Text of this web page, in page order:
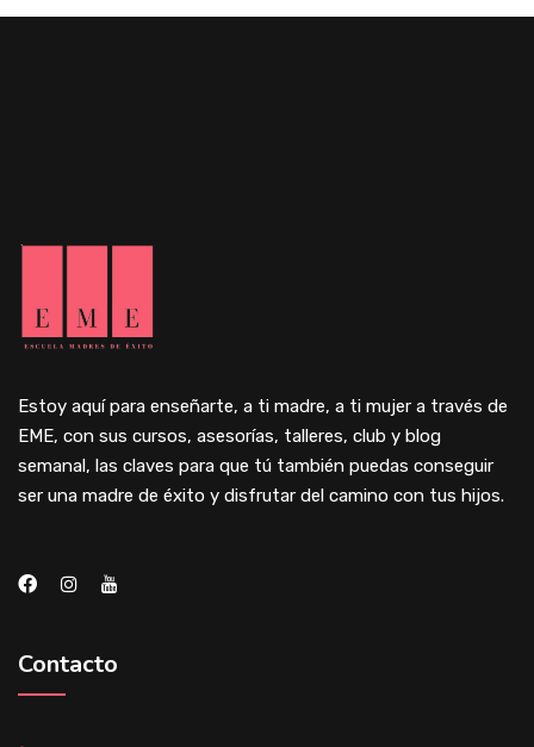
Estoy aquí para enseñarte, a ti madre, a ti mujer a través de
EME, con sus cursos, asesorías, talleres, club y blog
semanal, las claves para que tú también puedas conseguir
ser una madre de éxito y disfrutar del camino con tus hijos.
Contacto